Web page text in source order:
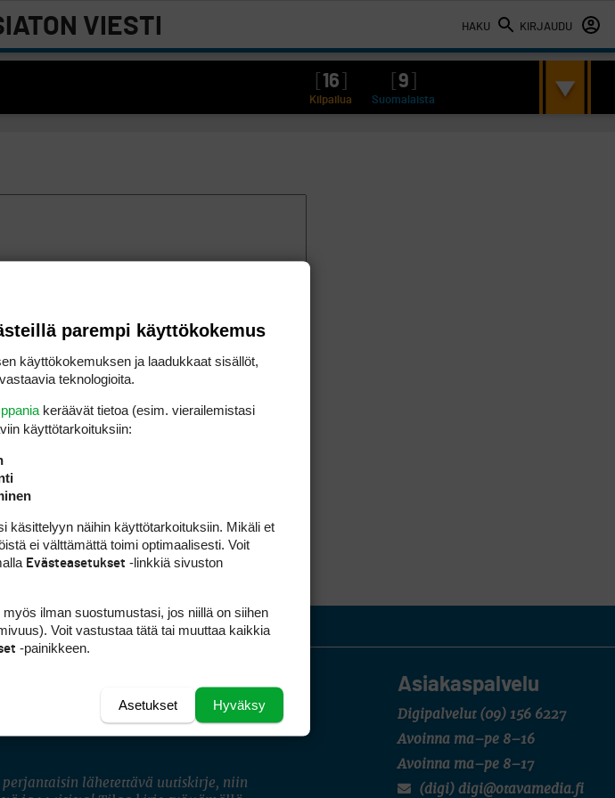
HAKU KIRJAUDU
VIESTI
16 9
Kilpailua Suomalaista
Asiakaspalvelu
Digipalvelut (09) 156 6227
Avoinna ma–pe 8–16
Avoinna ma–pe 8–17
(digi) digi@otavamedia.fi
INSTAGRAM
lähetettävä uutiskirje, niin
parempi käyttökokemus
käyttökokemuksen ja laadukkaat sisällöt,
teknologioita.
keräävät tietoa (esim. vierailemis­tasi
käyttötarkoituksiin:
käsittelyyn näihin käyttötarkoituksiin. Mikäli et
ei välttämättä toimi optimaalisesti. Voit
Evästeasetukset -linkkiä sivuston
ilman suostumustasi, jos niillä on siihen
Voit vastustaa tätä tai muuttaa kaikkia
-painikkeen.
Hyväksy
Asetukset